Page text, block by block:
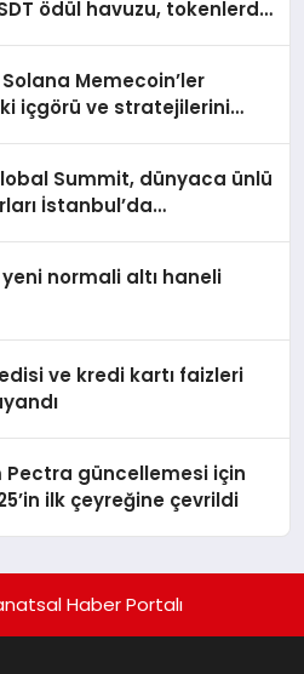
ödül havuzu, tokenlerde
Memecoin’ler
içgörü ve stratejilerini
Summit, dünyaca ünlü
İstanbul’da
yeni normali altı haneli
ve kredi kartı faizleri
Pectra güncellemesi için
ilk çeyreğine çevrildi
Haber Portalı